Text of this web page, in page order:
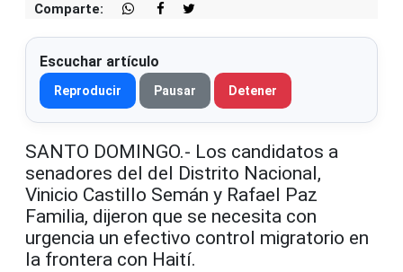
Comparte:
Escuchar artículo
Reproducir Pausar Detener
SANTO DOMINGO.- Los candidatos a
senadores del del Distrito Nacional,
Vinicio Castillo Semán y Rafael Paz
Familia, dijeron que se necesita con
urgencia un efectivo control migratorio en
la frontera con Haití.